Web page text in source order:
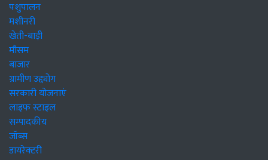
पशुपालन
मशीनरी
खेती-बाड़ी
मौसम
बाजार
ग्रामीण उद्द्योग
सरकारी योजनाएं
लाइफ स्टाइल
सम्पादकीय
जॉब्स
डायरेक्टरी